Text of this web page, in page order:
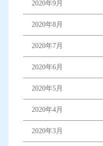
2020年9月
2020年8月
2020年7月
2020年6月
2020年5月
2020年4月
2020年3月